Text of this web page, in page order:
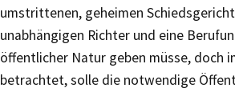
umstrittenen, geheimen
unabhängigen Richter und eine
öffentlicher Natur geben müsse, doch
betrachtet, solle die notwendige